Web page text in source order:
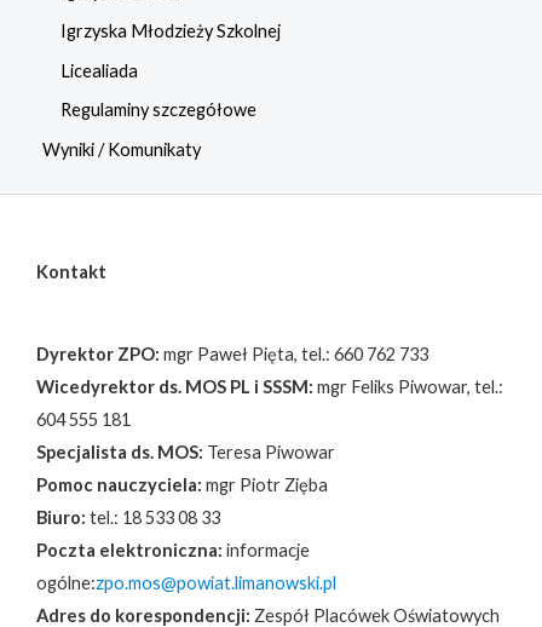
Igrzyska Młodzieży Szkolnej
Licealiada
Regulaminy szczegółowe
Wyniki / Komunikaty
Kontakt
Dyrektor ZPO: mgr Paweł Pięta, tel.: 660 762 733
Wicedyrektor ds. MOS PL i SSSM: mgr Feliks Piwowar, tel.:
604 555 181
Specjalista ds. MOS: Teresa Piwowar
Pomoc nauczyciela: mgr Piotr Zięba
Biuro: tel.: 18 533 08 33
Poczta elektroniczna: informacje
ogólne:zpo.mos@powiat.limanowski.pl
Adres do korespondencji: Zespół Placówek Oświatowych